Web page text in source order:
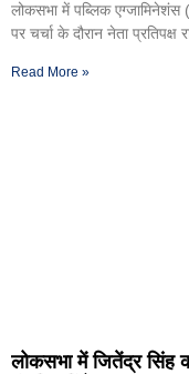
लोकसभा में पब्लिक
पर चर्चा के दौरान नेता प्रतिपक्ष
Read More »
लोकसभा में जितेंद्र सिंह